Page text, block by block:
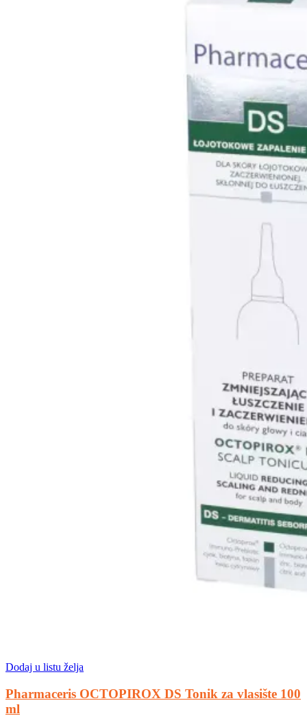
Dodaj u listu želja
Pharmaceris OCTOPIROX DS Tonik za vlasište 100
ml